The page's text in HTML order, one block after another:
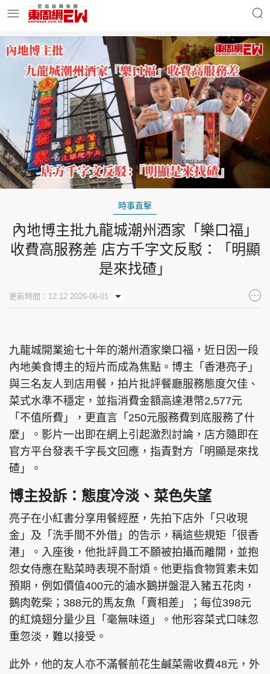
明星名人 時事財經
東周Ladies 優享生活
東周食玩通 會員活動
玄學靈異 東周專欄
東周刊 cazbuyer 東Touch
PCM 電腦廣場 星島頭條 星島日報
親子王 Oh!爸媽 JobMarket
頭條搵工 EDUPLUS
聯絡我們 版權及免責聲明
時事直擊
內地博主批九龍城潮州酒家「樂口福」
收費高服務差 店方千字文反駁：「明顯
是來找碴」
更新時間：12:12 2026-06-01
九龍城開業逾七十年的潮州酒家樂口福，近日因一段
內地美食博主的短片而成為焦點。博主「香港亮子」
與三名友人到店用餐，拍片批評餐廳服務態度欠佳、
菜式水準不穩定，並指消費金額高達港幣2,577元
「不值所費」，更直言「250元服務費到底服務了什
麼」。影片一出即在網上引起激烈討論，店方隨即在
官方平台發表千字長文回應，指責對方「明顯是來找
碴」。
博主投訴：態度冷淡、菜色失望
亮子在小紅書分享用餐經歷，先拍下店外「只收現
金」及「洗手間不外借」的告示，稱這些規矩「很香
港」。入座後，他批評員工不願被拍攝而離開，並抱
怨女侍應在點菜時表現不耐煩。他更指食物質素未如
預期，例如價值400元的滷水鵝拼盤混入豬五花肉，
鵝肉乾柴；388元的馬友魚「賣相差」；每位398元
的紅燒翅分量少且「毫無味道」。他形容菜式口味忽
重忽淡，難以接受。
此外，他的友人亦不滿餐前花生鹹菜需收費48元，外